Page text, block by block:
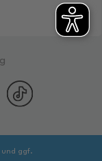
und ggf.